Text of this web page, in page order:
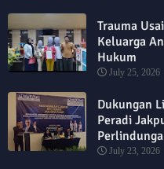
Trauma
Keluarga
Hukum
July 25, 2026
Dukungan
Peradi
July 23, 2026